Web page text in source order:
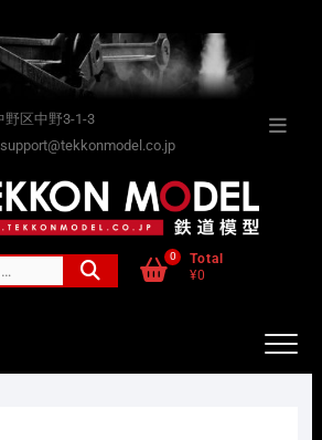
野区中野3-1-3
support@tekkonmodel.co.jp
索
0
Total
¥0